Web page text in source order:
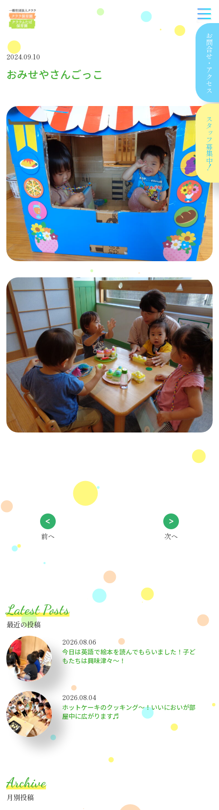
お問合せ
・
アクセス
スタッフ
募集中！
2024.09.10
おみせやさんごっこ
前へ 次へ
Latest Posts
最近の投稿
2026.08.06
今日は英語で絵本を読んでもらいました！子ど
もたちは興味津々〜！
2026.08.04
ホットケーキのクッキング～！いいにおいが部
屋中に広がります♬
Archive
月別投稿